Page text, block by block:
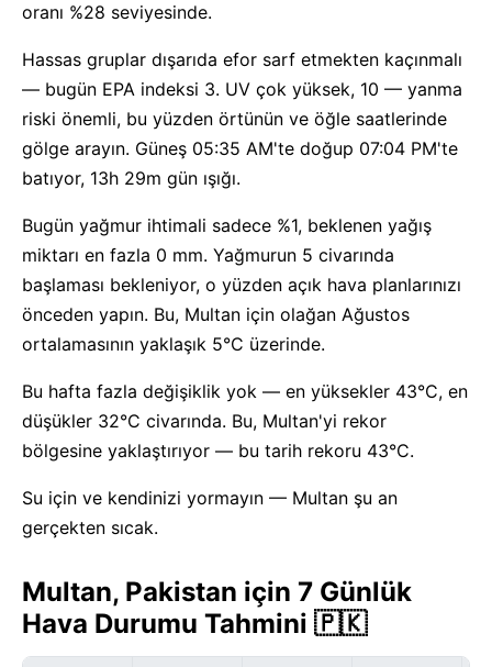
oranı %28 seviyesinde.
Hassas gruplar dışarıda efor sarf etmekten kaçınmalı
— bugün EPA indeksi 3. UV çok yüksek, 10 — yanma
riski önemli, bu yüzden örtünün ve öğle saatlerinde
gölge arayın. Güneş 05:35 AM'te doğup 07:04 PM'te
batıyor, 13h 29m gün ışığı.
Bugün yağmur ihtimali sadece %1, beklenen yağış
miktarı en fazla 0 mm. Yağmurun 5 civarında
başlaması bekleniyor, o yüzden açık hava planlarınızı
önceden yapın. Bu, Multan için olağan Ağustos
ortalamasının yaklaşık 5°C üzerinde.
Bu hafta fazla değişiklik yok — en yüksekler 43°C, en
düşükler 32°C civarında. Bu, Multan'yi rekor
bölgesine yaklaştırıyor — bu tarih rekoru 43°C.
Su için ve kendinizi yormayın — Multan şu an
gerçekten sıcak.
Multan, Pakistan için 7 Günlük
Hava Durumu Tahmini 🇵🇰